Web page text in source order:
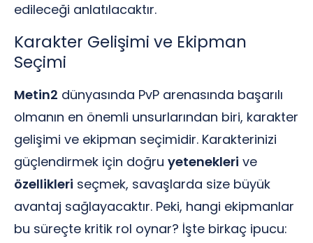
edileceği anlatılacaktır.
Karakter Gelişimi ve Ekipman
Seçimi
Metin2 dünyasında PvP arenasında başarılı
olmanın en önemli unsurlarından biri, karakter
gelişimi ve ekipman seçimidir. Karakterinizi
güçlendirmek için doğru yetenekleri ve
özellikleri seçmek, savaşlarda size büyük
avantaj sağlayacaktır. Peki, hangi ekipmanlar
bu süreçte kritik rol oynar? İşte birkaç ipucu: